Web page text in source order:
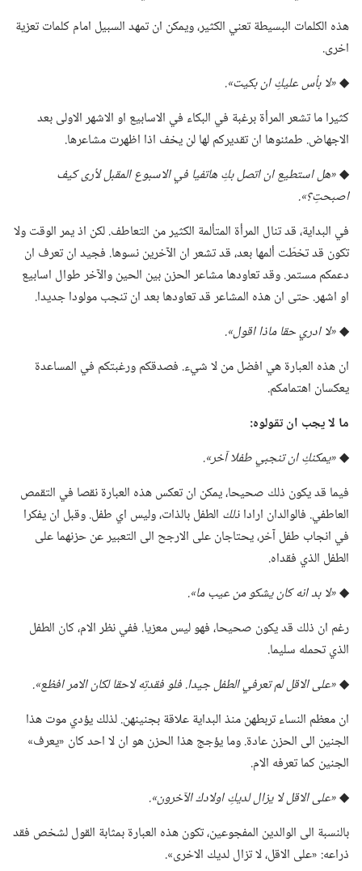
هذه الكلمات البسيطة تعني الكثير،‏ ويمكن ان تمهد السبيل امام كلمات تعزية
اخرى.‏
◆‏«لا بأس عليكِ ان بكيت».‏
كثيرا ما تشعر المرأة برغبة في البكاء في الاسابيع او الاشهر الاولى بعد
الاجهاض.‏ طمئنوها ان تقديركم لها لن يخف اذا اظهرت مشاعرها.‏
◆‏«هل استطيع ان اتصل بكِ هاتفيا فيالاسبوع المقبل لأرى كيف
اصبحتِ؟‏».‏
في البداية،‏ قد تنال المرأة المتألمة الكثير من التعاطف.‏ لكن اذ يمر الوقت ولا
تكون قد تخطّت ألمها بعد،‏ قد تشعر ان الآخرين نسوها.‏ فجيد ان تعرف ان
دعمكم مستمر.‏ وقد تعاودها مشاعر الحزن بين الحين والآخر طوال اسابيع
او اشهر.‏ حتى ان هذه المشاعر قد تعاودها بعد ان تنجب مولودا جديدا.‏
◆‏«لا ادري حقا ماذا اقول».‏
ان هذه العبارة هي افضل من لا شيء.‏ فصدقكم ورغبتكم في المساعدة
يعكسان اهتمامكم.‏
ما لا يجب ان تقولوه:‏
◆‏«يمكنكِ ان تنجبي طفلا آخر».‏
فيما قد يكون ذلك صحيحا،‏ يمكن ان تعكس هذه العبارة نقصا في التقمص
العاطفي.‏ فالوالدان اراداذلك الطفل بالذات،‏ وليس اي طفل.‏ وقبل ان يفكرا
في انجاب طفل آخر،‏ يحتاجان على الارجح الى التعبير عن حزنهما على
الطفل الذي فقداه.‏
◆‏«لا بد انه كان يشكو من عيب ما».‏
رغم ان ذلك قد يكون صحيحا،‏ فهو ليس معزيا.‏ ففي نظر الام،‏ كان الطفل
الذي تحمله سليما.‏
◆‏«على الاقل لم تعرفي الطفل جيدا.‏ فلو فقدتِه لاحقا لكان الامر افظع».‏
ان معظم النساء تربطهن منذ البداية علاقة بجنينهن.‏ لذلك يؤدي موت هذا
الجنين الى الحزن عادة.‏ وما يؤجج هذا الحزن هو ان لا احد كان «يعرف»
الجنين كما تعرفه الام.‏
◆‏«على الاقل لا يزال لديكِ اولادك الآخرون».‏
بالنسبة الى الوالدين المفجوعين،‏ تكون هذه العبارة بمثابة القول لشخص فقد
ذراعه:‏ «على الاقل،‏ لا تزال لديك الاخرى».‏